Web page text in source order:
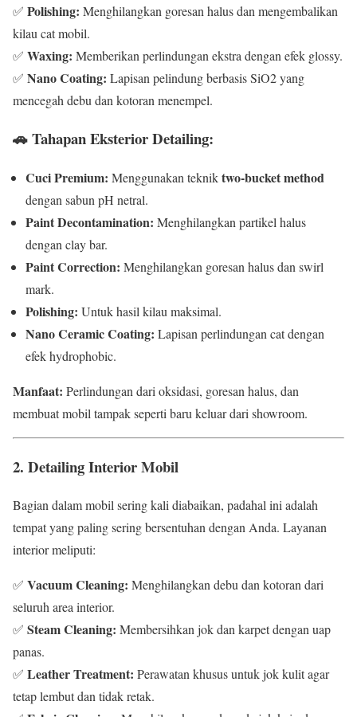
✅ Polishing: Menghilangkan goresan halus dan mengembalikan
kilau cat mobil.
✅ Waxing: Memberikan perlindungan ekstra dengan efek glossy.
✅ Nano Coating: Lapisan pelindung berbasis SiO2 yang
mencegah debu dan kotoran menempel.
🚗Tahapan Eksterior Detailing:
Cuci Premium: Menggunakan tekniktwo-bucket method
dengan sabun pH netral.
Paint Decontamination: Menghilangkan partikel halus
dengan clay bar.
Paint Correction: Menghilangkan goresan halus dan swirl
mark.
Polishing: Untuk hasil kilau maksimal.
Nano Ceramic Coating: Lapisan perlindungan cat dengan
efek hydrophobic.
Manfaat: Perlindungan dari oksidasi, goresan halus, dan
membuat mobil tampak seperti baru keluar dari showroom.
2. Detailing Interior Mobil
Bagian dalam mobil sering kali diabaikan, padahal ini adalah
tempat yang paling sering bersentuhan dengan Anda. Layanan
interior meliputi:
✅ Vacuum Cleaning: Menghilangkan debu dan kotoran dari
seluruh area interior.
✅ Steam Cleaning: Membersihkan jok dan karpet dengan uap
panas.
✅ Leather Treatment: Perawatan khusus untuk jok kulit agar
tetap lembut dan tidak retak.